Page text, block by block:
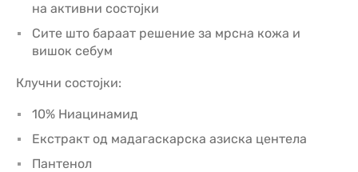
на активни состојки
Сите што бараат решение за мрсна кожа и
вишок себум
Клучни состојки:
10% Ниацинамид
Екстракт од мадагаскарска азиска центела
Пантенол